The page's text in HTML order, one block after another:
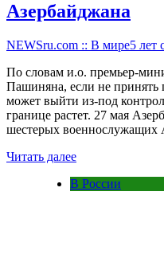
Азербайджана
NEWSru.com :: В мире5 лет
По словам и.о. премьер-
Пашиняна, если не
может выйти из-под
границе растет. 27 мая
шестерых
Читать далее
В России